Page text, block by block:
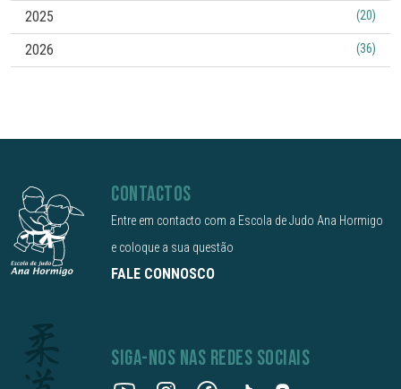
2025 (20)
2026 (36)
CONTACTOS
Entre em contacto com a Escola de Judo Ana Hormigo
e coloque a sua questão
FALE CONNOSCO
SIGA-NOS NAS REDES SOCIAIS